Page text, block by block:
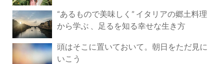
“あるもので美味しく” イタリアの郷土料理
から学ぶ 、足るを知る幸せな生き方
頭はそこに置いておいて。朝日をただ見に
いこう